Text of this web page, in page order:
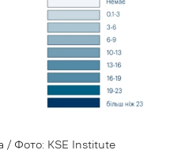
/ Фото: KSE Institute